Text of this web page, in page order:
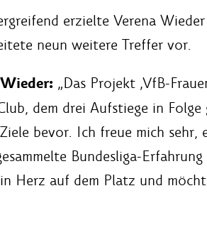
erzielte Verena
neun weitere Treffer vor.
„Das Projekt ‚VfB-
dem drei Aufstiege in
bevor. Ich freue mich sehr,
Bundesliga-
Herz auf dem Platz und